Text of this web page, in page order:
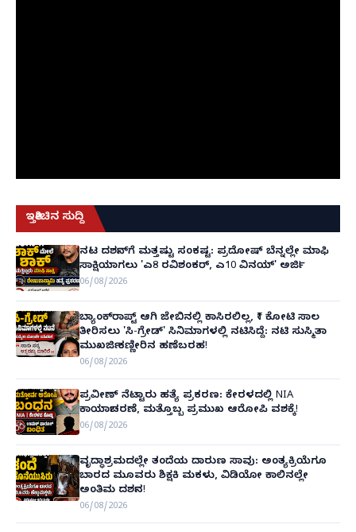
ಇತ್ತೀಚಿನ ಸುದ್ದಿ
ನಟ ದರ್ಶನ್‌ಗೆ ಮತ್ತಷ್ಟು ಸಂಕಷ್ಟ: ಪ್ರದೋಷ್ ಬೆನ್ನಲ್ಲೇ ಮಾಫಿ
ಸಾಕ್ಷಿಯಾಗಲು 'ಎ8 ರವಿಶಂಕರ್, ಎ10 ವಿನಯ್' ಅರ್ಜಿ!
06/08/2026
ಬ್ಯಾಂಕ್‌ರಾಪ್ಟ್‌ ಆಗಿ ಜೇಬಿನಲ್ಲಿ ಕಾಸಿರಲಿಲ್ಲ, ₹1 ಕೋಟಿ ಸಾಲ
ತೀರಿಸಲು 'ಸಿ-ಗ್ರೇಡ್' ಸಿನಿಮಾಗಳಲ್ಲಿ ನಟಿಸಿದ್ದೆ: ನಟಿ ಸುಸ್ಮಿತಾ
ಮುಖರ್ಜಿ ಕಣ್ಣೀರಿನ ಹಣೆಬರಹ!
06/08/2026
ಪ್ರವೀಣ್ ನೆಟ್ಟಾರು ಹತ್ಯೆ ಪ್ರಕರಣ: ಕೇರಳದಲ್ಲಿ NIA
ಕಾರ್ಯಾಚರಣೆ, ಮತ್ತೊಬ್ಬ ಪ್ರಮುಖ ಆರೋಪಿ ವಶಕ್ಕೆ!
06/08/2026
ವೃದ್ಧಾಶ್ರಮದಲ್ಲೇ ತಂದೆಯ ದಾರುಣ ಸಾವು: ಅಂತ್ಯಕ್ರಿಯೆಗೂ
ಬಾರದ ಮೂವರು ಶಿಕ್ಷಕಿ ಮಕಳು, ವಿಡಿಯೋ ಕಾಲಿನಲ್ಲೇ
ಅಂತಿಮ ದರ್ಶನ!
06/08/2026